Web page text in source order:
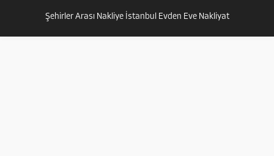
fiyatlar için bize ulaşın....
Şehirler Arası Nakliye İstanbul Evden Eve Nakliyat